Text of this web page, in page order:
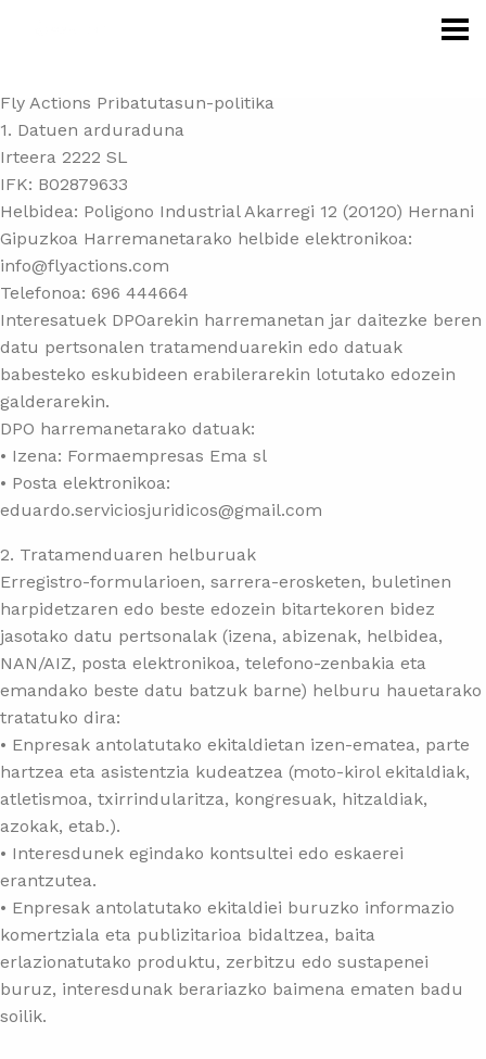
Fly Actions Pribatutasun-politika
1. Datuen arduraduna
Irteera 2222 SL
IFK: B02879633
Helbidea: Poligono Industrial Akarregi 12 (20120) Hernani
Gipuzkoa Harremanetarako helbide elektronikoa:
info@flyactions.com
Telefonoa: 696 444664
Interesatuek DPOarekin harremanetan jar daitezke beren
datu pertsonalen tratamenduarekin edo datuak
babesteko eskubideen erabilerarekin lotutako edozein
galderarekin.
DPO harremanetarako datuak:
• Izena: Formaempresas Ema sl
• Posta elektronikoa:
eduardo.serviciosjuridicos@gmail.com
2. Tratamenduaren helburuak
Erregistro-formularioen, sarrera-erosketen, buletinen
harpidetzaren edo beste edozein bitartekoren bidez
jasotako datu pertsonalak (izena, abizenak, helbidea,
NAN/AIZ, posta elektronikoa, telefono-zenbakia eta
emandako beste datu batzuk barne) helburu hauetarako
tratatuko dira:
• Enpresak antolatutako ekitaldietan izen-ematea, parte
hartzea eta asistentzia kudeatzea (moto-kirol ekitaldiak,
atletismoa, txirrindularitza, kongresuak, hitzaldiak,
azokak, etab.).
• Interesdunek egindako kontsultei edo eskaerei
erantzutea.
• Enpresak antolatutako ekitaldiei buruzko informazio
komertziala eta publizitarioa bidaltzea, baita
erlazionatutako produktu, zerbitzu edo sustapenei
buruz, interesdunak berariazko baimena ematen badu
soilik.